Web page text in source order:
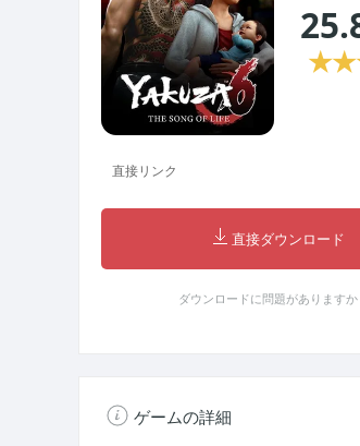
★★
直接リンク
直接ダウンロード
ダウンロードに問題がありますか
ゲームの詳細